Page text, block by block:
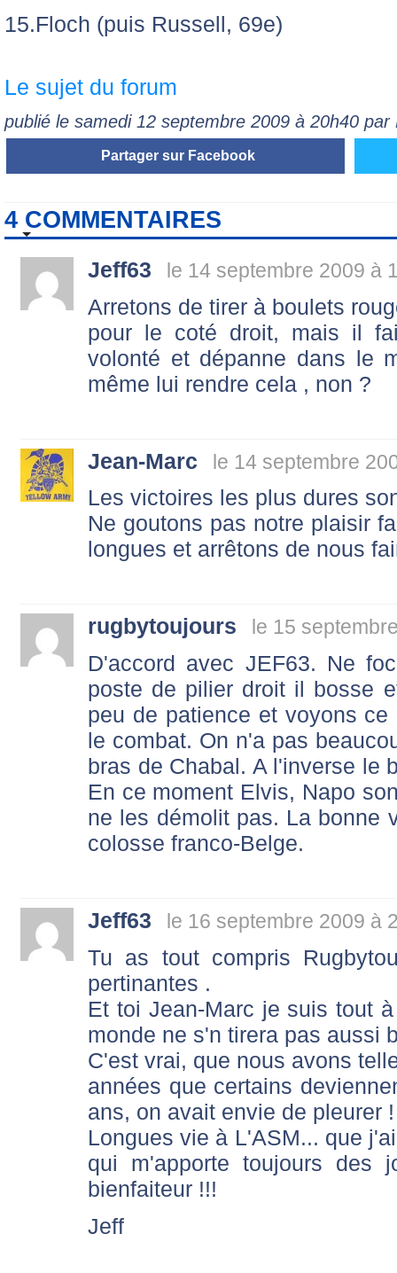
15.Floch (puis Russell, 69e)
Le sujet du forum
publié le samedi 12 septembre 2009 à 20h40 par
Partager sur Facebook
4 COMMENTAIRES
Jeff63 le 14 septembre 2009 à
Arretons de tirer à boulets
pour le coté droit, mais il
volonté et dépanne dans le
même lui rendre cela , non ?
Jean-Marc le 14 septembre
Les victoires les plus dures
Ne goutons pas notre plaisir
longues et arrêtons de nous
rugbytoujours le 15
D'accord avec JEF63. Ne
poste de pilier droit il bosse
peu de patience et voyons
le combat. On n'a pas
bras de Chabal. A l'inverse le
En ce moment Elvis, Napo
ne les démolit pas. La bonne
colosse franco-Belge.
Jeff63 le 16 septembre 2009 à
Tu as tout compris
pertinantes .
Et toi Jean-Marc je suis tout
monde ne s'n tirera pas aussi
C'est vrai, que nous avons
années que certains
ans, on avait envie de pleurer !
Longues vie à L'ASM... que
qui m'apporte toujours des
bienfaiteur !!!
Jeff